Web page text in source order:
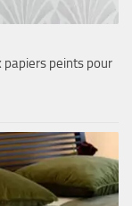
papiers peints pour